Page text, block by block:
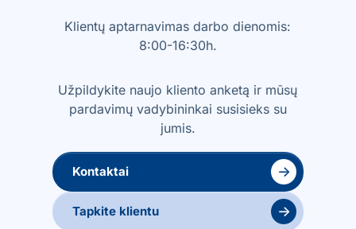
Klientų aptarnavimas darbo dienomis:
8:00-16:30h.
Užpildykite naujo kliento anketą ir mūsų
pardavimų vadybininkai susisieks su
jumis.
Kontaktai →
Tapkite klientu →